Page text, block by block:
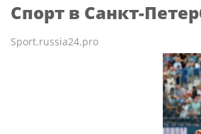
Спорт в Санкт-
Sport.russia24.pro